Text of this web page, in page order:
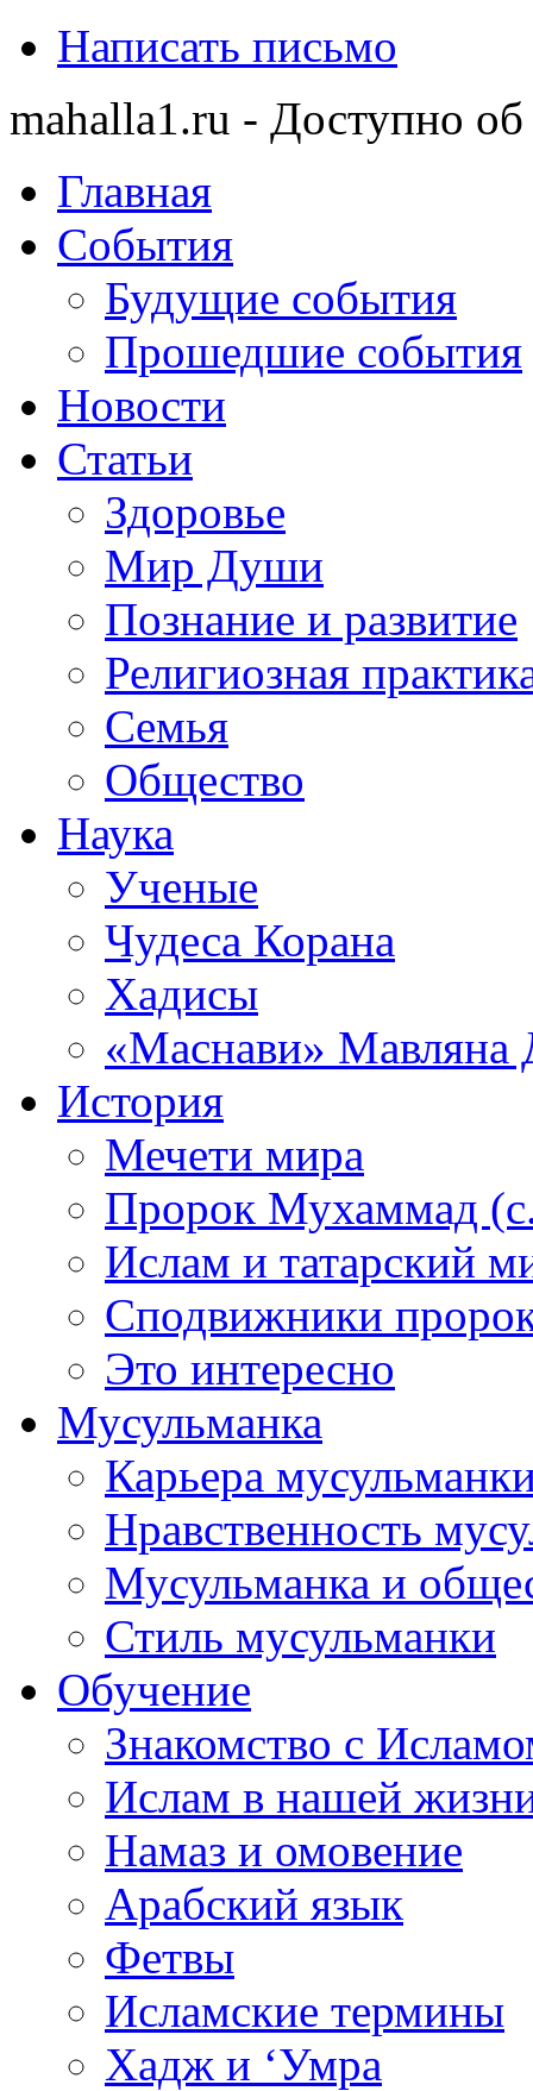
Написать письмо
mahalla1.ru - Доступно об
Главная
События
Будущие события
Прошедшие события
Новости
Статьи
Здоровье
Мир Души
Познание и развитие
Религиозная
Семья
Общество
Наука
Ученые
Чудеса Корана
Хадисы
«Маснави» Мавляна
История
Мечети мира
Пророк Мухаммад
Ислам и татарский
Сподвижники
Это интересно
Мусульманка
Карьера
Нравственность
Мусульманка и
Стиль мусульманки
Обучение
Знакомство с
Ислам в нашей
Намаз и омовение
Арабский язык
Фетвы
Исламские термины
Хадж и ‘Умра